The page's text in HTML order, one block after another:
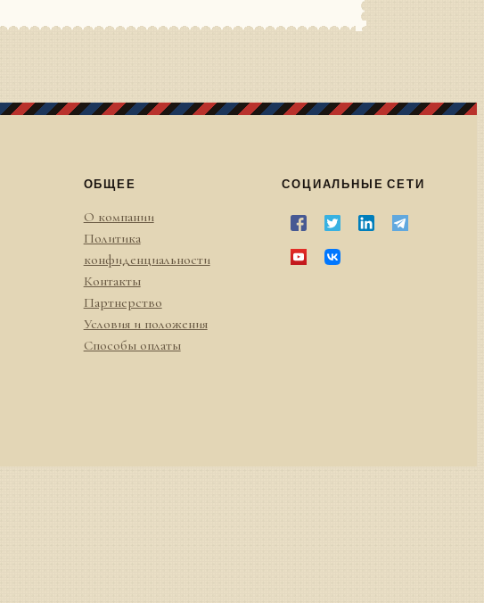
ОБЩЕЕ
О компании
Политика
конфиденциальности
Контакты
Партнерство
Условия и положения
Способы оплаты
СОЦИАЛЬНЫЕ СЕТИ